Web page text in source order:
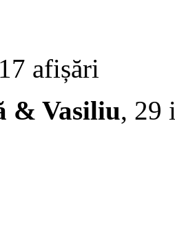
afișări
& Vasiliu, 29